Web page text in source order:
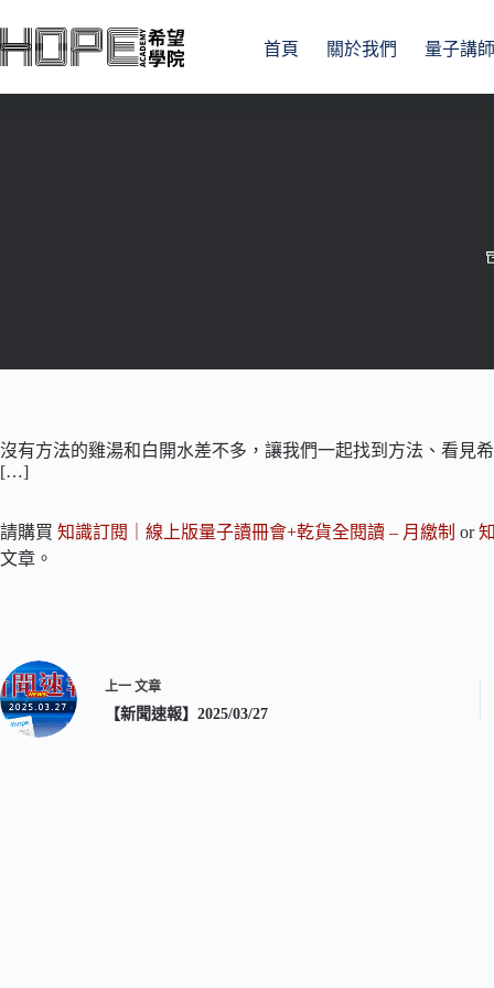
至
主
要
首頁 關於我們 量子講
沒有方法的雞湯和白開水差不多，讓我們一起找到方法、看見
[…]
請購買 知識訂閱｜線上版量子讀冊會+乾貨全閱讀 – 月繳制 or
文章。
上一 文章
【新聞速報】2025/03/27